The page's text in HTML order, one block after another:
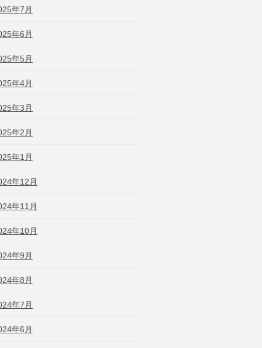
年7月
年6月
年5月
年4月
年3月
年2月
年1月
年12月
年11月
年10月
年9月
年8月
年7月
年6月